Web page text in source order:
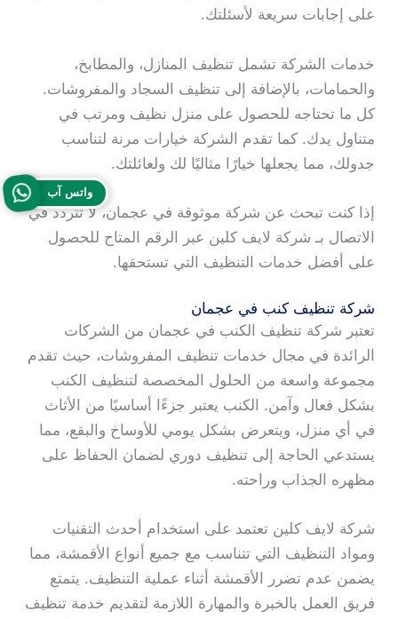
على إجابات سريعة لأسئلتك.
خدمات الشركة تشمل تنظيف المنازل، والمطابخ،
والحمامات، بالإضافة إلى تنظيف السجاد والمفروشات.
كل ما تحتاجه للحصول على منزل نظيف ومرتب في
متناول يدك. كما تقدم الشركة خيارات مرنة لتناسب
جدولك، مما يجعلها خيارًا مثاليًا لك ولعائلتك.
إذا كنت تبحث عن شركة موثوقة في عجمان، لا تتردد في
الاتصال بـ شركة لايف كلين عبر الرقم المتاح للحصول
على أفضل خدمات التنظيف التي تستحقها.
شركة تنظيف كنب في عجمان
تعتبر شركة تنظيف الكنب في عجمان من الشركات
الرائدة في مجال خدمات تنظيف المفروشات، حيث تقدم
مجموعة واسعة من الحلول المخصصة لتنظيف الكنب
بشكل فعال وآمن. الكنب يعتبر جزءًا أساسيًا من الأثاث
في أي منزل، ويتعرض بشكل يومي للأوساخ والبقع، مما
يستدعي الحاجة إلى تنظيف دوري لضمان الحفاظ على
مظهره الجذاب وراحته.
شركة لايف كلين تعتمد على استخدام أحدث التقنيات
ومواد التنظيف التي تتناسب مع جميع أنواع الأقمشة، مما
يضمن عدم تضرر الأقمشة أثناء عملية التنظيف. يتمتع
فريق العمل بالخبرة والمهارة اللازمة لتقديم خدمة تنظيف
واتس آب